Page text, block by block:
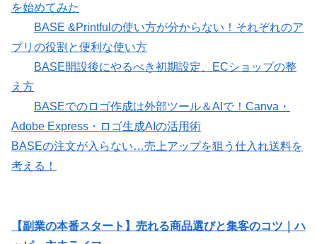
を始めてみた
BASE &Printfulの使い方が分からない！それぞれのア
プリの役割と便利な使い方
BASE開設後にやるべき初期設定、ECショップの整
え方
BASEでのロゴ作成は外部ツール＆AIで！Canva・
Adobe Express・ロゴ生成AIの活用術
BASEの注文が入らない…売上アップを狙う仕入れ送料を
考える！
【副業の本番スタート】売れる商品選びと集客のコツ｜ハ